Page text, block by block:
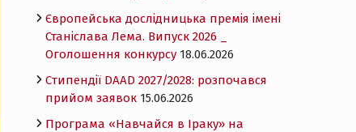
Європейська дослідницька премія імені
Станіслава Лема. Випуск 2026 _
Оголошення конкурсу 18.06.2026
Cтипендії DAAD 2027/2028: розпочався
прийом заявок 15.06.2026
Програма «Навчайся в Іраку» на